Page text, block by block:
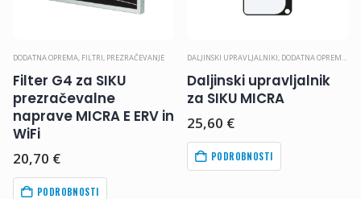
DODATNA OPREMA FILTRI PREZRAČEVANJE
Filter G4 za SIKU
prezračevalne
naprave MICRA E ERV in
WiFi
20,70 €
PODROBNOSTI
DALJINSKI UPRAVLJALNIKI DODATNA OPREMA
Daljinski upravljalnik
za SIKU MICRA
25,60 €
PODROBNOSTI